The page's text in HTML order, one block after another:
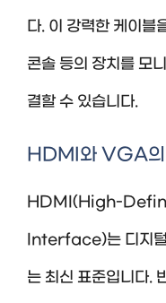
다. 이 강력한 케이블
콘솔 등의 장치를 모
결할 수 있습니다.
HDMI와 VGA의
HDMI(High-
Interface)는 디지털
는 최신 표준입니